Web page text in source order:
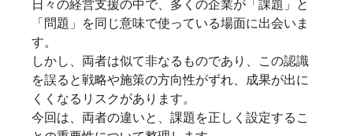
日々の経営支援の中で、多くの企業が「課題」と
「問題」を同じ意味で使っている場面に出会いま
す。
しかし、両者は似て非なるものであり、この認識
を誤ると戦略や施策の方向性がずれ、成果が出に
くくなるリスクがあります。
今回は、両者の違いと、課題を正しく設定するこ